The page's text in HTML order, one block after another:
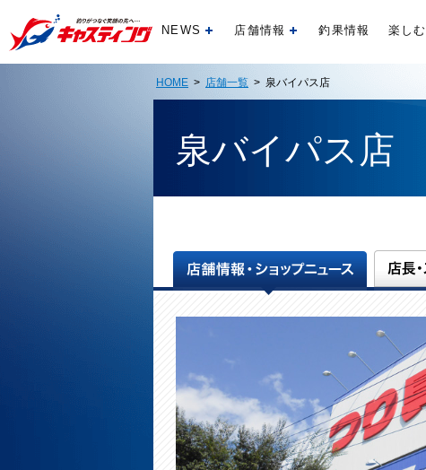
NEWS 開く店舗情報 開く釣果情報 楽しむ
HOME > 店舗一覧 > 泉バイパス店
泉バイパス店